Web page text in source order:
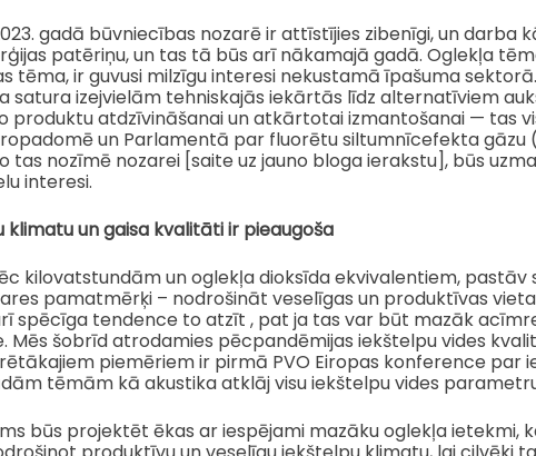
gadā būvniecības nozarē ir attīstījies zibenīgi, un darba
patēriņu, un tas tā būs arī nākamajā gadā. Oglekļa
tēma, ir guvusi milzīgu interesi nekustamā īpašuma
satura izejvielām tehniskajās iekārtās līdz alternatīviem
produktu atdzīvināšanai un atkārtotai izmantošanai — tas
un Parlamentā par fluorētu siltumnīcefekta
tas nozīmē nozarei [saite uz jauno bloga ierakstu], būs
interesi.
un gaisa kvalitāti ir pieaugoša
kilovatstundām un oglekļa dioksīda ekvivalentiem, pastāv
pamatmērķi – nodrošināt veselīgas un produktīvas
spēcīga tendence to atzīt , pat ja tas var būt mazāk
Mēs šobrīd atrodamies pēcpandēmijas iekštelpu vides
piemēriem ir pirmā PVO Eiropas konference par
tēmām kā akustika atklāj visu iekštelpu vides
būs projektēt ēkas ar iespējami mazāku oglekļa ietekmi,